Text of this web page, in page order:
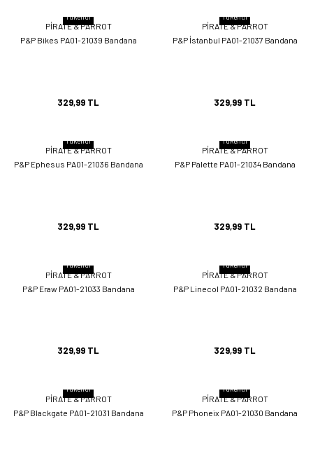
Tükendi
PİRATE & PARROT
P&P Bikes PA01-21039 Bandana
329,99 TL
Tükendi
PİRATE & PARROT
P&P İstanbul PA01-21037 Bandana
329,99 TL
Tükendi
PİRATE & PARROT
P&P Ephesus PA01-21036 Bandana
329,99 TL
Tükendi
PİRATE & PARROT
P&P Palette PA01-21034 Bandana
329,99 TL
Tükendi
PİRATE & PARROT
P&P Eraw PA01-21033 Bandana
329,99 TL
Tükendi
PİRATE & PARROT
P&P Linecol PA01-21032 Bandana
329,99 TL
Tükendi
PİRATE & PARROT
P&P Blackgate PA01-21031 Bandana
Tükendi
PİRATE & PARROT
P&P Phoneix PA01-21030 Bandana